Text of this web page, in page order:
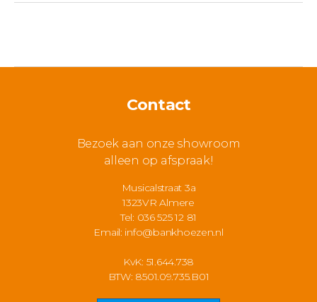
Contact
Bezoek aan onze showroom
alleen op afspraak!
Musicalstraat 3a
1323VR Almere
Tel: 036 525 12 81
Email: info@bankhoezen.nl
KvK: 51.644.738
BTW: 8501.09.735.B01